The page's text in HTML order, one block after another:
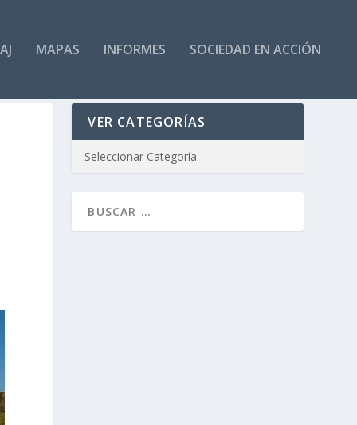
MAPAS INFORMES SOCIEDAD EN ACCIÓN
VER CATEGORÍAS